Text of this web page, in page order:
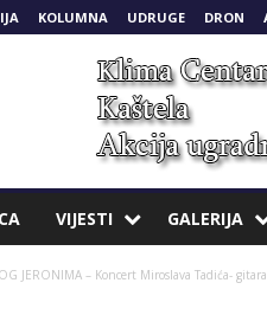
KOLUMNA UDRUGE DRON
VIJESTI GALERIJA
JERONIMA – Koncert Miroslava Tadića-